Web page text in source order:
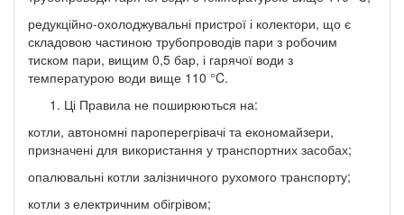
редукційно-охолоджувальні пристрої і колектори, що є
складовою частиною трубопроводів пари з робочим
тиском пари, вищим 0,5 бар, і гарячої води з
температурою води вище 110 °C.
Ці Правила не поширюються на:
котли, автономні пароперегрівачі та економайзери,
призначені для використання у транспортних засобах;
опалювальні котли залізничного рухомого транспорту;
котли з електричним обігрівом;